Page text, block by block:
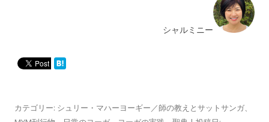
シャルミニー
カテゴリー: シュリー・マハーヨーギー／師の教えとサットサンガ、